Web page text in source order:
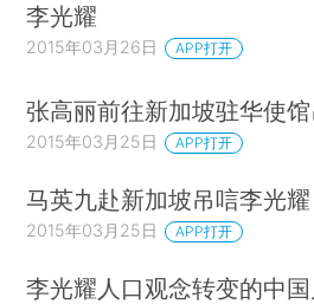
李光耀
2015年03月26日 APP打开
张高丽前往新加坡驻华使
2015年03月25日 APP打开
马英九赴新加坡吊唁李光耀
2015年03月25日 APP打开
李光耀人口观念转变的中